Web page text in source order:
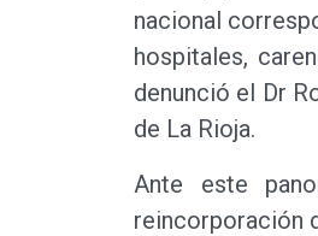
nacional
hospitales,
denunció el Dr
de La Rioja.
Ante este
reincorporación